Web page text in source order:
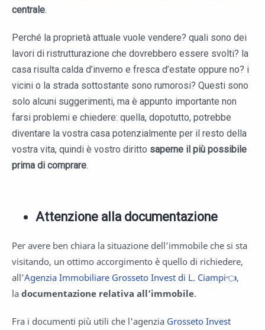
centrale.
Perché la proprietà attuale vuole vendere? quali sono dei
lavori di ristrutturazione che dovrebbero essere svolti? la
casa risulta calda d’inverno e fresca d’estate oppure no? i
vicini o la strada sottostante sono rumorosi? Questi sono
solo alcuni suggerimenti, ma è appunto importante non
farsi problemi e chiedere: quella, dopotutto, potrebbe
diventare la vostra casa potenzialmente per il resto della
vostra vita, quindi è vostro diritto saperne il più possibile
prima di comprare.
Attenzione alla documentazione
Per avere ben chiara la situazione dell’immobile che si sta
visitando, un ottimo accorgimento è quello di richiedere,
all’Agenzia Immobiliare Grosseto Invest di L. Ciampi👈,
la documentazione relativa all’immobile.
Fra i documenti più utili che l'agenzia Grosseto Invest